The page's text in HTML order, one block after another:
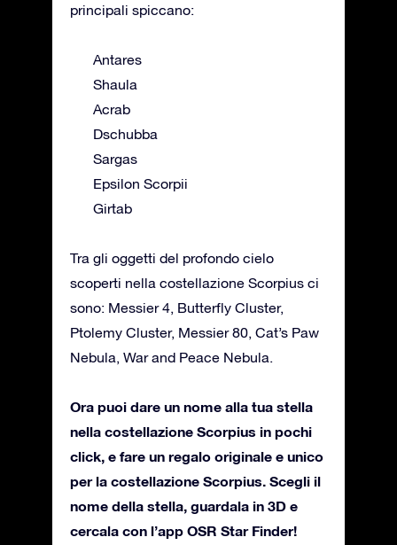
principali spiccano:
Antares
Shaula
Acrab
Dschubba
Sargas
Epsilon Scorpii
Girtab
Tra gli oggetti del profondo cielo
scoperti nella costellazione Scorpius ci
sono: Messier 4, Butterfly Cluster,
Ptolemy Cluster, Messier 80, Cat’s Paw
Nebula, War and Peace Nebula.
Ora puoi dare un nome alla tua stella
nella costellazione Scorpius in pochi
click, e fare un regalo originale e unico
per la costellazione Scorpius. Scegli il
nome della stella, guardala in 3D e
cercala con l’app OSR Star Finder!